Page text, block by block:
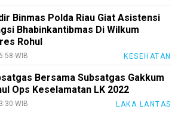
Binmas Polda Riau Giat Asistensi
Bhabinkantibmas Di Wilkum
Rohul
WIB KESEHATAN
Bersama Subsatgas Gakkum
Ops Keselamatan LK 2022
WIB LAKA LANTAS